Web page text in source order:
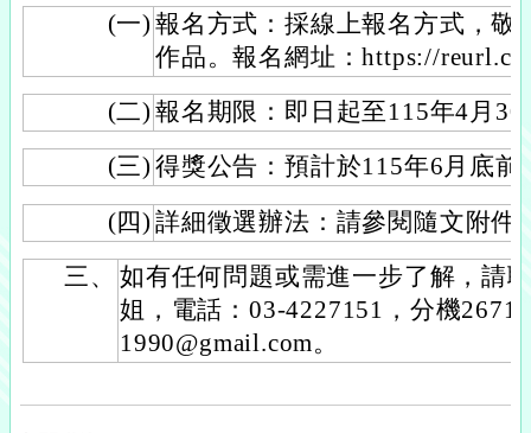
(一) 報名方式：採線上報名方式，敬
作品。報名網址：https://
(二) 報名期限：即日起至115年4月30
(三) 得獎公告：預計於115年6月底前
(四) 詳細徵選辦法：請參閱隨文附件
三、
如有任何問題或需進一步了解，請
姐，電話：03-4227151，分機
1990@gmail.com。